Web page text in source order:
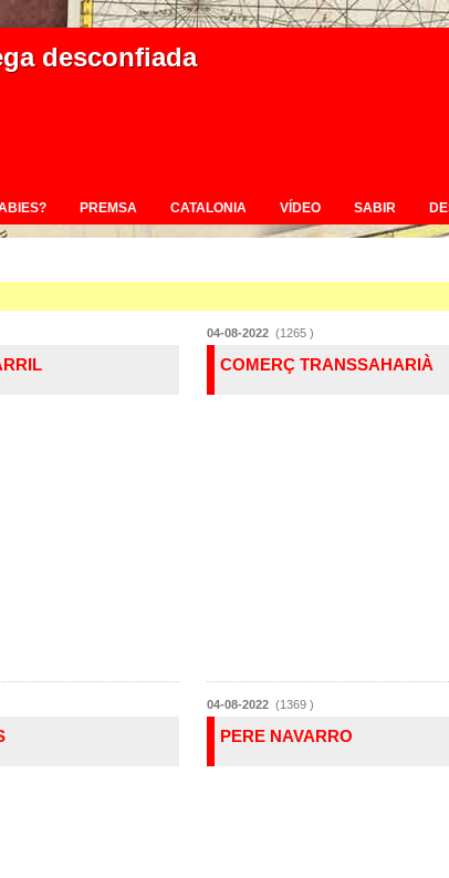
desconfiada
PREMSA CATALONIA VÍDEO SABIR
04-08-2022 (1265 )
COMERÇ TRANSSAHARIÀ
04-08-2022 (1369 )
PERE NAVARRO